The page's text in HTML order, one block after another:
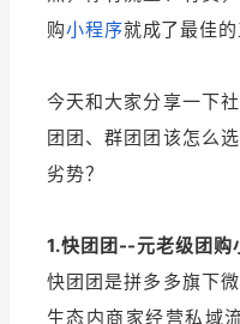
商家社区
合作共进
认证服务商
购小程序就成了最佳的
今天和大家分享一下
团团、群团团该怎么
劣势？
1.快团团--元老级团购
快团团是拼多多旗下
生态内商家经营私域